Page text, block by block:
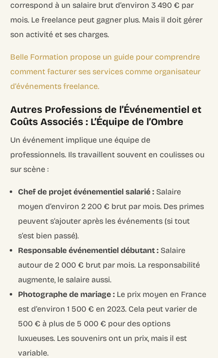
correspond à un salaire brut d’environ 3 490 € par
mois. Le freelance peut gagner plus. Mais il doit gérer
son activité et ses charges.
Belle Formation propose un guide pour comprendre
comment facturer ses services comme organisateur
d’événements freelance.
Autres Professions de l’Événementiel et
Coûts Associés : L’Équipe de l’Ombre
Un événement implique une équipe de
professionnels. Ils travaillent souvent en coulisses ou
sur scène :
Chef de projet événementiel salarié : Salaire
moyen d’environ 2 200 € brut par mois. Des primes
peuvent s’ajouter après les événements (si tout
s’est bien passé).
Responsable événementiel débutant : Salaire
autour de 2 000 € brut par mois. La responsabilité
augmente, le salaire aussi.
Photographe de mariage : Le prix moyen en France
est d’environ 1 500 € en 2023. Cela peut varier de
500 € à plus de 5 000 € pour des options
luxueuses. Les souvenirs ont un prix, mais il est
variable.